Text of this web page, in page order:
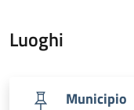
Luoghi
Municipio